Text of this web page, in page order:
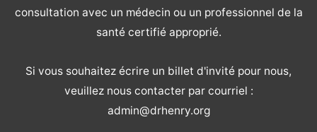
consultation avec un médecin ou un professionnel de la
santé certifié approprié.
Si vous souhaitez écrire un billet d'invité pour nous,
veuillez nous contacter par courriel :
admin@drhenry.org